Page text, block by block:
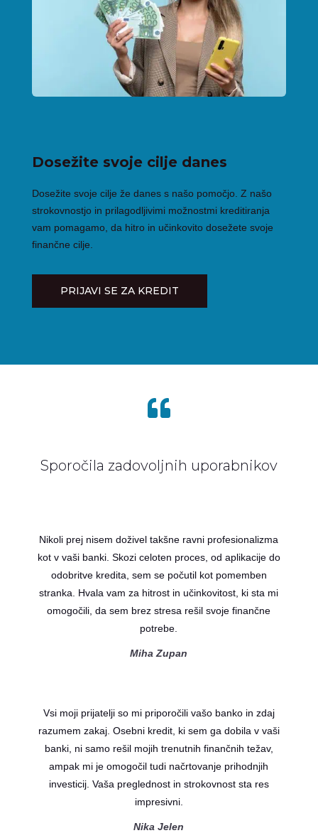
Dosežite svoje cilje danes
Dosežite svoje cilje že danes s našo pomočjo. Z našo
strokovnostjo in prilagodljivimi možnostmi kreditiranja
vam pomagamo, da hitro in učinkovito dosežete svoje
finančne cilje.
PRIJAVI SE ZA KREDIT

Sporočila zadovoljnih uporabnikov
Nikoli prej nisem doživel takšne ravni profesionalizma
kot v vaši banki. Skozi celoten proces, od aplikacije do
odobritve kredita, sem se počutil kot pomemben
stranka. Hvala vam za hitrost in učinkovitost, ki sta mi
omogočili, da sem brez stresa rešil svoje finančne
potrebe.
Miha Zupan
Vsi moji prijatelji so mi priporočili vašo banko in zdaj
razumem zakaj. Osebni kredit, ki sem ga dobila v vaši
banki, ni samo rešil mojih trenutnih finančnih težav,
ampak mi je omogočil tudi načrtovanje prihodnjih
investicij. Vaša preglednost in strokovnost sta res
impresivni.
Nika Jelen